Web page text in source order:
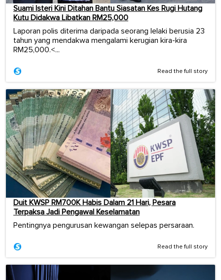
Suami Isteri Kini Ditahan Bantu Siasatan Kes Rugi Hutang
Kutu Didakwa Libatkan RM25,000
Laporan polis diterima daripada seorang lelaki berusia 23
tahun yang mendakwa mengalami kerugian kira-kira
RM25,000.<...
Read the full story
Duit KWSP RM700K Habis Dalam 21 Hari, Pesara
Terpaksa Jadi Pengawal Keselamatan
Pentingnya pengurusan kewangan selepas persaraan.
Read the full story